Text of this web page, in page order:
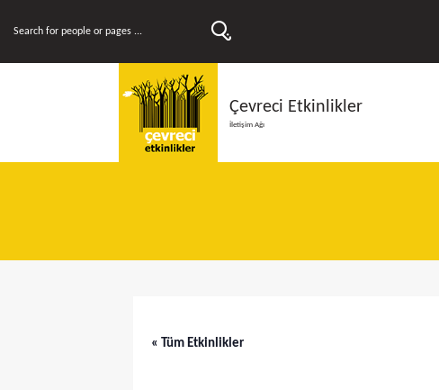
Çevreci Etkinlikler
İletişim Ağı
« Tüm Etkinlikler